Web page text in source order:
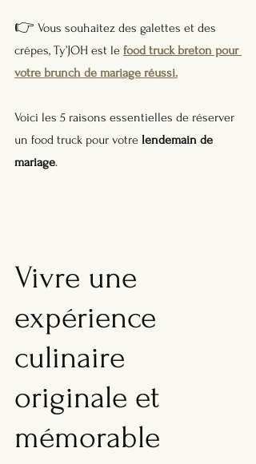
👉 Vous souhaitez des galettes et des
crêpes, Ty’JOH est le food truck breton pour
votre brunch de mariage réussi.
Voici les 5 raisons essentielles de réserver
un food truck pour votre lendemain de
mariage.
Vivre une
expérience
culinaire
originale et
mémorable